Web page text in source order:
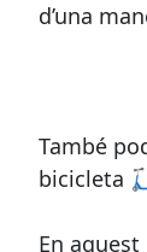
d’una
També
bicicleta
En